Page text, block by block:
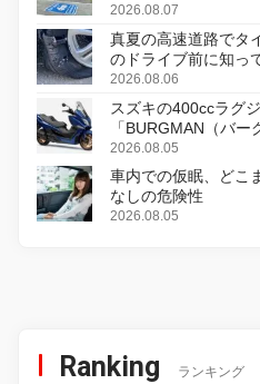
2026.08.07
真夏の高速道路でタ
のドライブ前に知っ
2026.08.06
スズキの400ccラグ
「BURGMAN（バー
変更し、8月18日に発
2026.08.05
車内での仮眠、どこ
なしの危険性
2026.08.05
Ranking ランキング